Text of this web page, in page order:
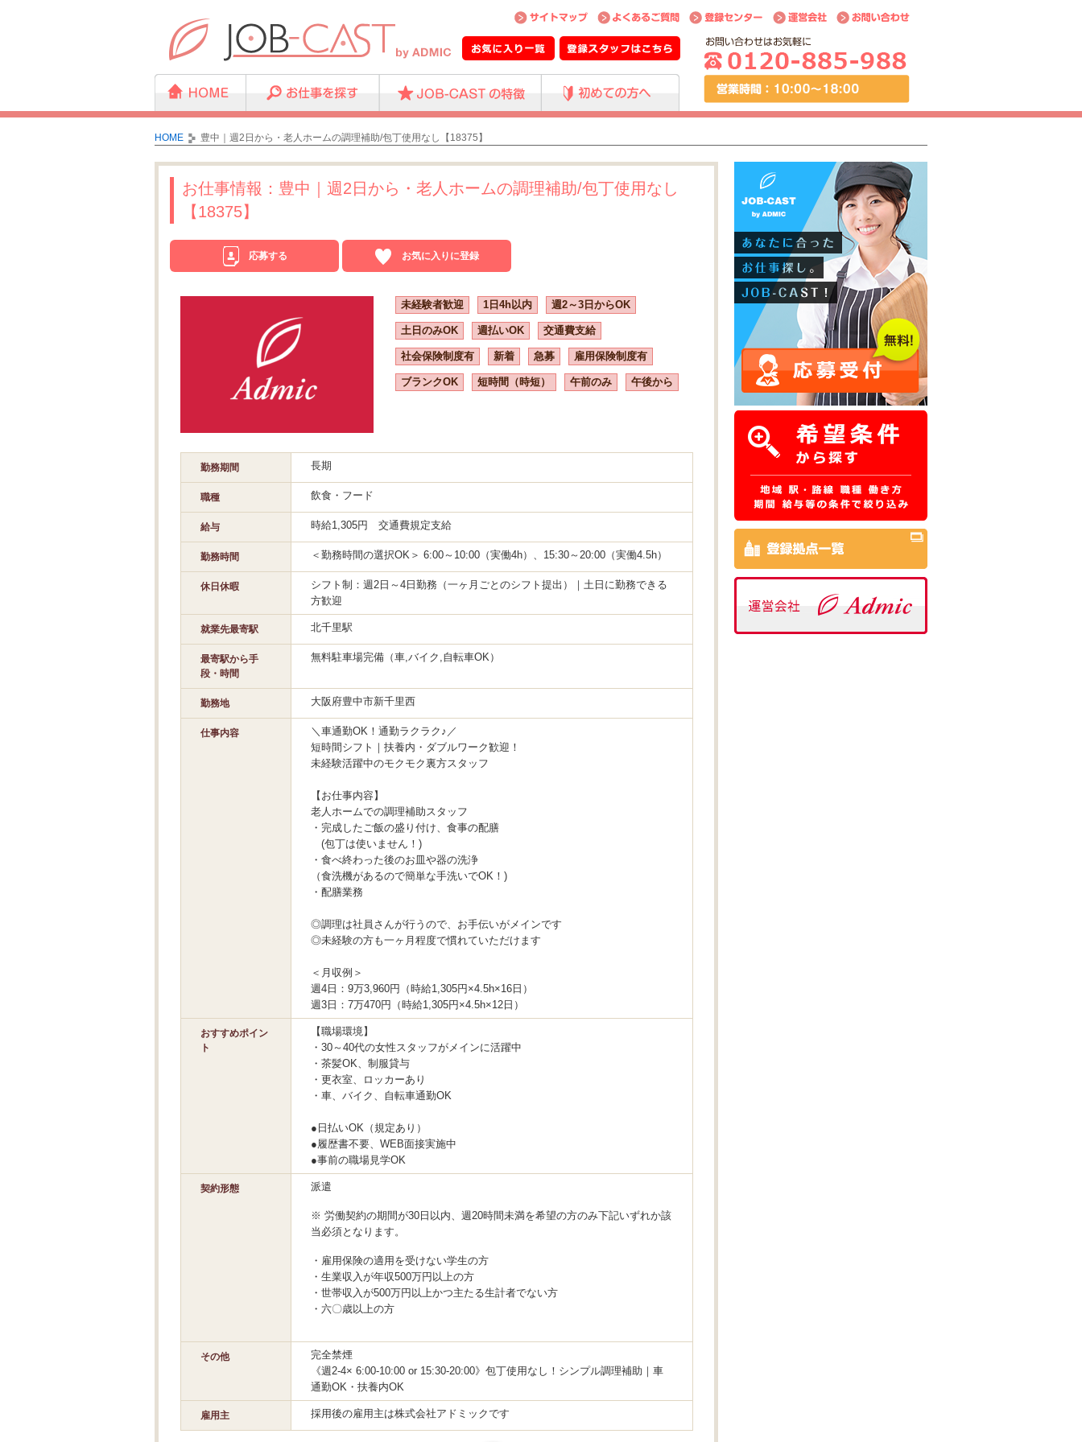
HOME 豊中｜週2日から・老人ホームの調理補助/包丁使用なし【18375】
お仕事情報：豊中｜週2日から・老人ホームの調理補助/包丁使用なし
【18375】
応募する お気に入りに登録
未経験者歓迎 1日4h以内 週2～3日からOK
土日のみOK 週払いOK 交通費支給
社会保険制度有 新着 急募 雇用保険制度有
ブランクOK 短時間（時短） 午前のみ 午後から
勤務期間 長期
職種 飲食・フード
給与 時給1,305円 交通費規定支給
勤務時間 ＜勤務時間の選択OK＞ 6:00～10:00（実働4h）、15:30～20:00（実働4.5h）
休日休暇
シフト制：週2日～4日勤務（一ヶ月ごとのシフト提出）｜土日に勤務できる
方歓迎
就業先最寄駅 北千里駅
最寄駅から手
段・時間
無料駐車場完備（車,バイク,自転車OK）
勤務地 大阪府豊中市新千里西
仕事内容
＼車通勤OK！通勤ラクラク♪／
短時間シフト｜扶養内・ダブルワーク歓迎！
未経験活躍中のモクモク裏方スタッフ
【お仕事内容】
老人ホームでの調理補助スタッフ
・完成したご飯の盛り付け、食事の配膳
(包丁は使いません！)
・食べ終わった後のお皿や器の洗浄
（食洗機があるので簡単な手洗いでOK！)
・配膳業務
◎調理は社員さんが行うので、お手伝いがメインです
◎未経験の方も一ヶ月程度で慣れていただけます
＜月収例＞
週4日：9万3,960円（時給1,305円×4.5h×16日）
週3日：7万470円（時給1,305円×4.5h×12日）
おすすめポイン
ト
【職場環境】
・30～40代の女性スタッフがメインに活躍中
・茶髪OK、制服貸与
・更衣室、ロッカーあり
・車、バイク、自転車通勤OK
●日払いOK（規定あり）
●履歴書不要、WEB面接実施中
●事前の職場見学OK
契約形態 派遣
※ 労働契約の期間が30日以内、週20時間未満を希望の方のみ下記いずれか該
当必須となります。
・雇用保険の適用を受けない学生の方
・生業収入が年収500万円以上の方
・世帯収入が500万円以上かつ主たる生計者でない方
・六〇歳以上の方
その他
完全禁煙
《週2-4× 6:00-10:00 or 15:30-20:00》包丁使用なし！シンプル調理補助｜車
通勤OK・扶養内OK
雇用主 採用後の雇用主は株式会社アドミックです